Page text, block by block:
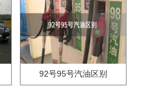
92号95号汽油区别